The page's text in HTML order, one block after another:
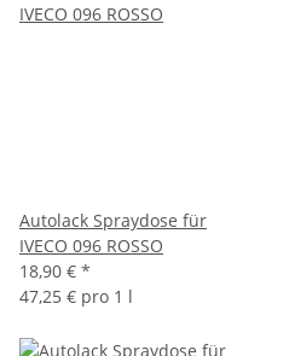
Autolack Spraydose für
IVECO 096 ROSSO
18,90 € *
47,25 € pro 1 l